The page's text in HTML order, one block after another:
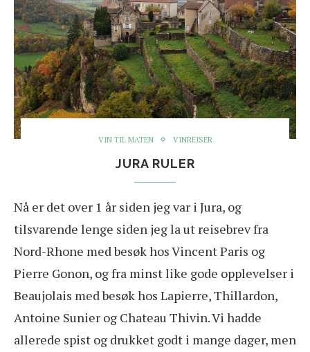
VIN TIL MATEN VINREISER
JURA RULER
Nå er det over 1 år siden jeg var i Jura, og
tilsvarende lenge siden jeg la ut reisebrev fra
Nord-Rhone med besøk hos Vincent Paris og
Pierre Gonon, og fra minst like gode opplevelser i
Beaujolais med besøk hos Lapierre, Thillardon,
Antoine Sunier og Chateau Thivin. Vi hadde
allerede spist og drukket godt i mange dager, men